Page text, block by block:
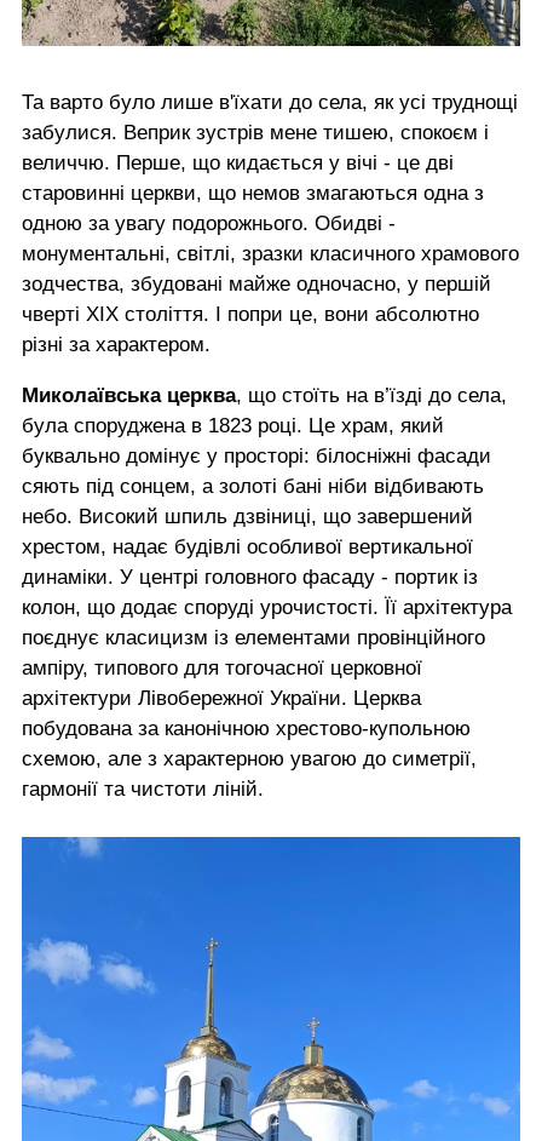
Та варто було лише в'їхати до села, як усі труднощі
забулися. Веприк зустрів мене тишею, спокоєм і
величчю. Перше, що кидається у вічі - це дві
старовинні церкви, що немов змагаються одна з
одною за увагу подорожнього. Обидві -
монументальні, світлі, зразки класичного храмового
зодчества, збудовані майже одночасно, у першій
чверті XIX століття. І попри це, вони абсолютно
різні за характером.
Миколаївська церква, що стоїть на в’їзді до села,
була споруджена в 1823 році. Це храм, який
буквально домінує у просторі: білосніжні фасади
сяють під сонцем, а золоті бані ніби відбивають
небо. Високий шпиль дзвіниці, що завершений
хрестом, надає будівлі особливої вертикальної
динаміки. У центрі головного фасаду - портик із
колон, що додає споруді урочистості. Її архітектура
поєднує класицизм із елементами провінційного
ампіру, типового для тогочасної церковної
архітектури Лівобережної України. Церква
побудована за канонічною хрестово-купольною
схемою, але з характерною увагою до симетрії,
гармонії та чистоти ліній.